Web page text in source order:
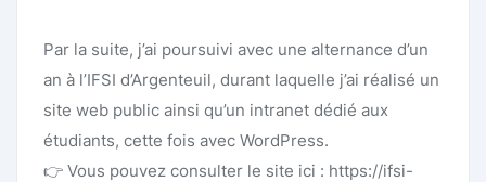
Par la suite, j’ai poursuivi avec une alternance d’un
an à l’IFSI d’Argenteuil, durant laquelle j’ai réalisé un
site web public ainsi qu’un intranet dédié aux
étudiants, cette fois avec WordPress.
👉 Vous pouvez consulter le site ici : https://ifsi-